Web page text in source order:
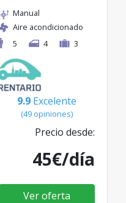
desde solo
Manual
Aire acondicionado
5
4 3
9.9 Excelente
(49 opiniones)
Precio desde:
45€/día
Ver oferta